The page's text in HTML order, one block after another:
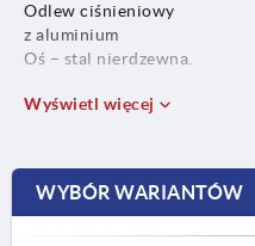
Odlew ciśnieniowy
z aluminium
Oś – stal nierdzewna.
Wyświetl więcej
WYBÓR WARIANTÓW